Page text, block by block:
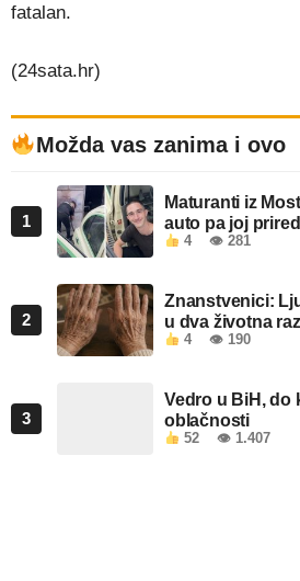
fatalan.
(24sata.hr)
Možda vas zanima i ovo
1
Maturanti iz
auto pa joj
4 👁 281
2
Znanstvenici:
u dva životna
4 👁 190
3
Vedro u BiH, do
oblačnosti
52 👁 1.407